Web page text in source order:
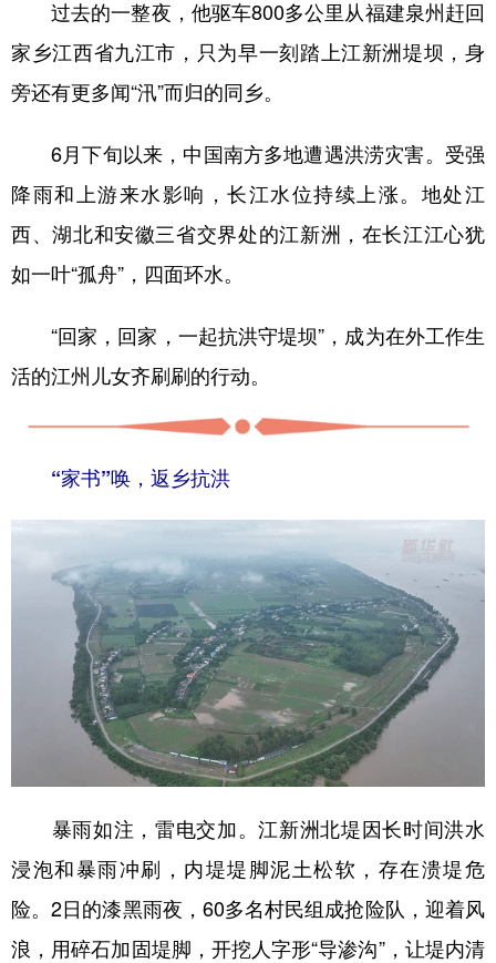
公益 一带一路 亚太网 上市公司
文化产业
地方频道
北京 天津 河北 山西
辽宁 吉林 上海 江苏
山东 河南 湖北 湖南
广东 广西
四川 贵州 云南 西藏
陕西 甘肃
多语种频道
English Español Français عربى
Русский язык 日本語 한국어
Deutsch Português
过去的一整夜，他驱车800多公里从福建泉州赶回
家乡江西省九江市，只为早一刻踏上江新洲堤坝，身
旁还有更多闻“汛”而归的同乡。
6月下旬以来，中国南方多地遭遇洪涝灾害。受强
降雨和上游来水影响，长江水位持续上涨。地处江
西、湖北和安徽三省交界处的江新洲，在长江江心犹
如一叶“孤舟”，四面环水。
“回家，回家，一起抗洪守堤坝”，成为在外工作生
活的江州儿女齐刷刷的行动。
“家书”唤，返乡抗洪
暴雨如注，雷电交加。江新洲北堤因长时间洪水
浸泡和暴雨冲刷，内堤堤脚泥土松软，存在溃堤危
险。2日的漆黑雨夜，60多名村民组成抢险队，迎着风
浪，用碎石加固堤脚，开挖人字形“导渗沟”，让堤内清